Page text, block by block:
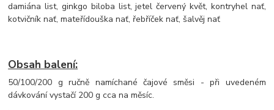
damiána list, ginkgo biloba list, jetel červený květ, kontryhel nať,
kotvičník nať, mateřídouška nať, řebříček nať, šalvěj nať
Obsah balení:
50/100/200 g ručně namíchané čajové směsi - při uvedeném
dávkování vystačí 200 g cca na měsíc.